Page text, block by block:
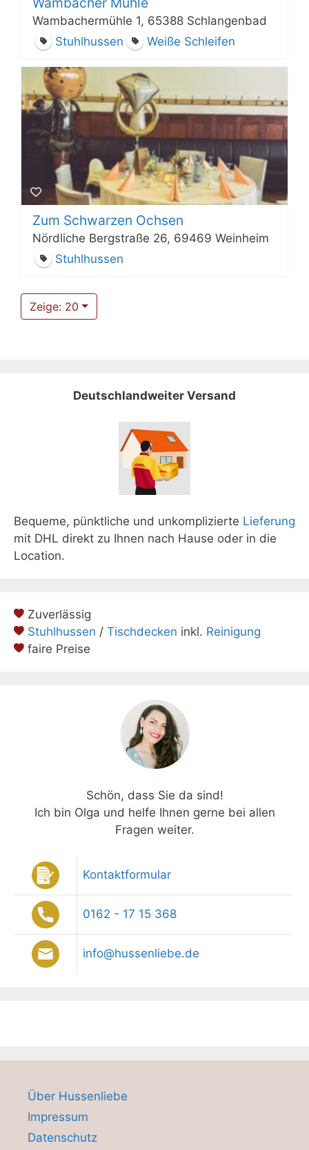
Wambachermühle 1, 65388 Schlangenbad
Stuhlhussen
Weiße Schleifen
Zum Schwarzen Ochsen
Nördliche Bergstraße 26, 69469 Weinheim
Stuhlhussen
Zeige: 20
Deutschlandweiter Versand
Bequeme, pünktliche und unkomplizierte Lieferung
mit DHL direkt zu Ihnen nach Hause oder in die
Location.
Zuverlässig
Stuhlhussen / Tischdecken inkl. Reinigung
faire Preise
Schön, dass Sie da sind!
Ich bin Olga und helfe Ihnen gerne bei allen
Fragen weiter.
Kontaktformular
0162 - 17 15 368
info@hussenliebe.de
Über Hussenliebe
Impressum
Datenschutz